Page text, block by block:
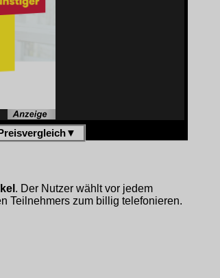
▼
. Der Nutzer wählt vor jedem
Teilnehmers zum billig telefonieren.